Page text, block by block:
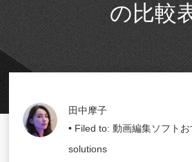
の比較
田中摩子
• Filed to:動画編集ソフトお
solutions